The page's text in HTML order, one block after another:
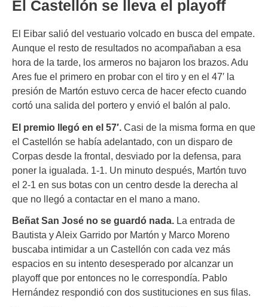
El Castellón se lleva el playoff
El Eibar salió del vestuario volcado en busca del empate.
Aunque el resto de resultados no acompañaban a esa
hora de la tarde, los armeros no bajaron los brazos. Adu
Ares fue el primero en probar con el tiro y en el 47′ la
presión de Martón estuvo cerca de hacer efecto cuando
cortó una salida del portero y envió el balón al palo.
El premio llegó en el 57′. Casi de la misma forma en que
el Castellón se había adelantado, con un disparo de
Corpas desde la frontal, desviado por la defensa, para
poner la igualada. 1-1. Un minuto después, Martón tuvo
el 2-1 en sus botas con un centro desde la derecha al
que no llegó a contactar en el mano a mano.
Beñat San José no se guardó nada. La entrada de
Bautista y Aleix Garrido por Martón y Marco Moreno
buscaba intimidar a un Castellón con cada vez más
espacios en su intento desesperado por alcanzar un
playoff que por entonces no le correspondía. Pablo
Hernández respondió con dos sustituciones en sus filas.